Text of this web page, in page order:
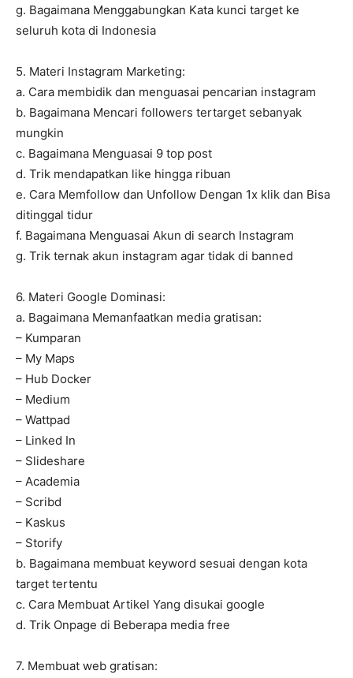
g. Bagaimana Menggabungkan Kata kunci target ke
seluruh kota di Indonesia
5. Materi Instagram Marketing:
a. Cara membidik dan menguasai pencarian instagram
b. Bagaimana Mencari followers tertarget sebanyak
mungkin
c. Bagaimana Menguasai 9 top post
d. Trik mendapatkan like hingga ribuan
e. Cara Memfollow dan Unfollow Dengan 1x klik dan Bisa
ditinggal tidur
f. Bagaimana Menguasai Akun di search Instagram
g. Trik ternak akun instagram agar tidak di banned
6. Materi Google Dominasi:
a. Bagaimana Memanfaatkan media gratisan:
– Kumparan
– My Maps
– Hub Docker
– Medium
– Wattpad
– Linked In
– Slideshare
– Academia
– Scribd
– Kaskus
– Storify
b. Bagaimana membuat keyword sesuai dengan kota
target tertentu
c. Cara Membuat Artikel Yang disukai google
d. Trik Onpage di Beberapa media free
7. Membuat web gratisan: